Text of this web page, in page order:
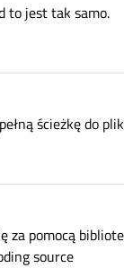
to jest tak samo.
ścieżkę do
za pomocą
source